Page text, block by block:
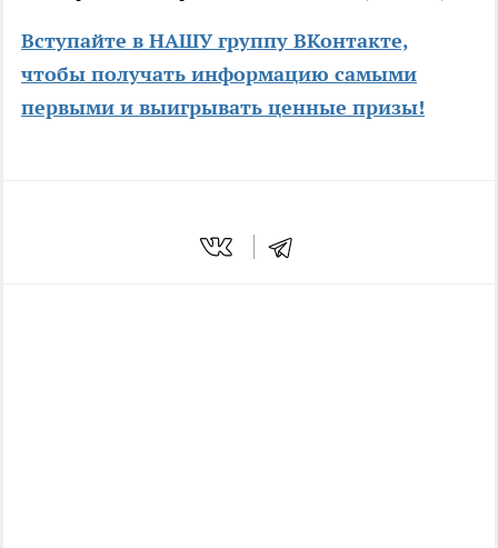
Вступайте в НАШУ группу ВКонтакте,
чтобы получать информацию самыми
первыми и выигрывать ценные призы!